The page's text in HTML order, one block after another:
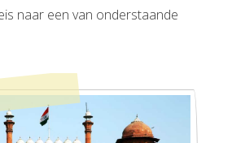
naar een van onderstaande